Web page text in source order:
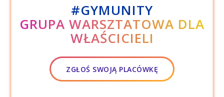
#GYMUNITY
GRUPA WARSZTATOWA DLA
WŁAŚCICIELI
ZGŁOŚ SWOJĄ PLACÓWKĘ